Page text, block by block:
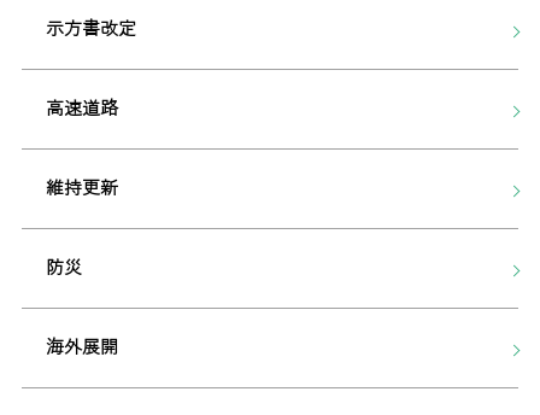
示方書改定
高速道路
維持更新
防災
海外展開